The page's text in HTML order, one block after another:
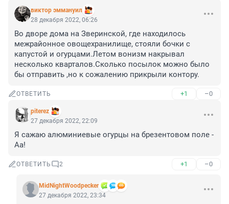
виктор эммануил
28 декабря 2022, 06:26
Во дворе дома на Зверинской, где находилось
межрайонное овощехранилище, стояли бочки с
капустой и огурцами.Летом вонизм накрывал
несколько кварталов.Сколько посылок можно было
бы отправить ,но к сожалению прикрыли контору.
ОТВЕТИТЬ +1 –0
piterez
27 декабря 2022, 22:09
Я сажаю алюминиевые огурцы на брезентовом поле -
Аа!
ОТВЕТИТЬ 2 +1 –0
MidNightWoodpecker
27 декабря 2022, 23:34